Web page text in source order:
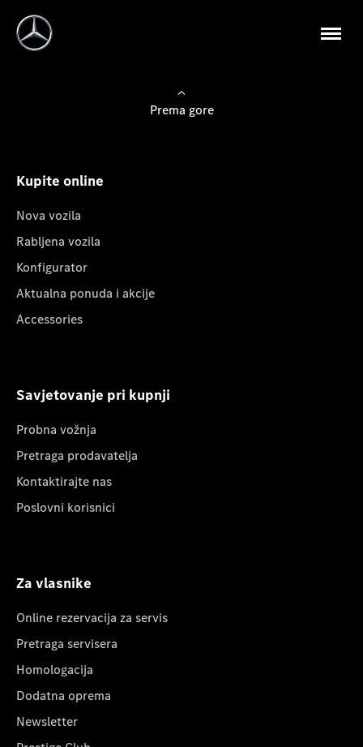
Prema gore
Kupite online
Nova vozila
Rabljena vozila
Konfigurator
Aktualna ponuda i akcije
Accessories
Savjetovanje pri kupnji
Probna vožnja
Pretraga prodavatelja
Kontaktirajte nas
Poslovni korisnici
Za vlasnike
Online rezervacija za servis
Pretraga servisera
Homologacija
Dodatna oprema
Newsletter